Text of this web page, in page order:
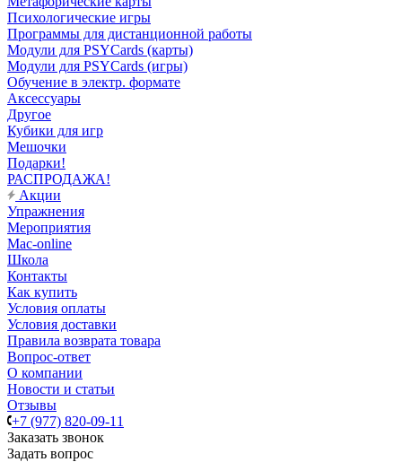
Психологические игры
Программы для дистанционной работы
Модули для PSYCards (карты)
Модули для PSYCards (игры)
Обучение в электр. формате
Аксессуары
Другое
Кубики для игр
Мешочки
Подарки!
РАСПРОДАЖА!
Акции
Упражнения
Мероприятия
Mac-online
Школа
Контакты
Как купить
Условия оплаты
Условия доставки
Правила возврата товара
Вопрос-ответ
О компании
Новости и статьи
Отзывы
+7 (977) 820-09-11
Заказать звонок
Задать вопрос